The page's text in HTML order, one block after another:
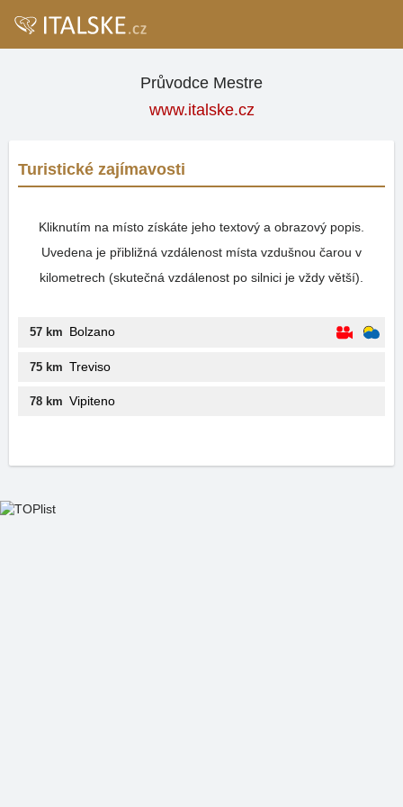
Průvodce Mestre
www.italske.cz
Turistické zajímavosti
Kliknutím na místo získáte jeho textový a obrazový popis.
Uvedena je přibližná vzdálenost místa vzdušnou čarou v
kilometrech (skutečná vzdálenost po silnici je vždy větší).
57 km Bolzano
75 km Treviso
78 km Vipiteno